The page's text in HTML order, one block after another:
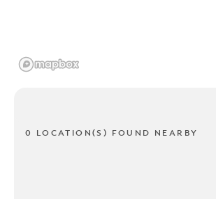
0 LOCATION(S) FOUND NEARBY